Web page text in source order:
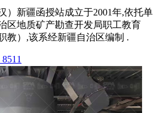
）新疆函授站成立于2001年,依托单
区地质矿产勘查开发局职工教育
教）,该系经新疆自治区编制 .